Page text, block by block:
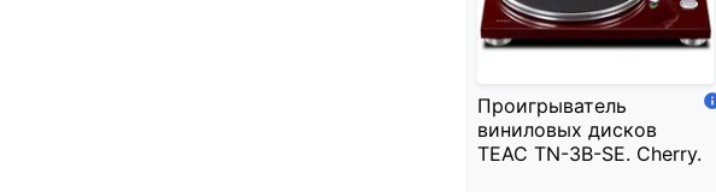
Проигрыватель
виниловых дисков
TEAC TN-3B-SE. Cherry.